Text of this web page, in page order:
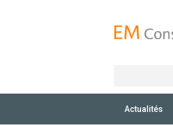
Actualités